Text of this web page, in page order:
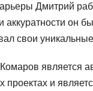
Дмитрий
аккуратности он
свои
является
проектах и